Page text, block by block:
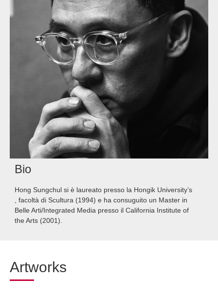
Bio
Hong Sungchul si è laureato presso la Hongik University’s
, facoltà di Scultura (1994) e ha consuguito un Master in
Belle Arti/Integrated Media presso il California Institute of
the Arts (2001).
Artworks